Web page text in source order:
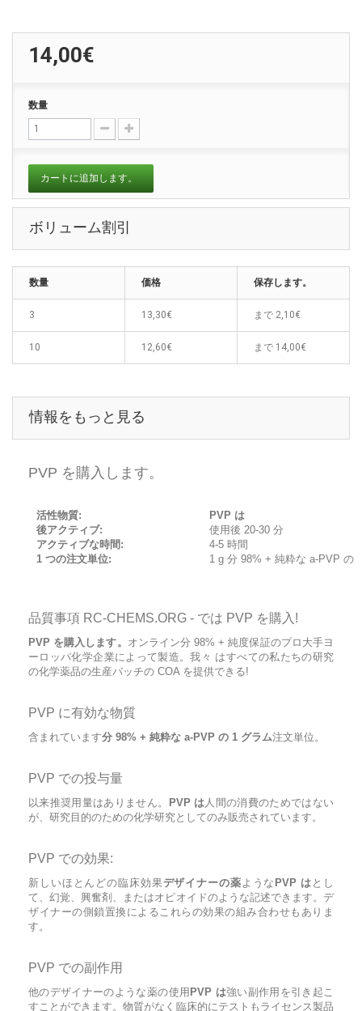
14,00€
数量
カートに追加します。
ボリューム割引
数量 価格 保存します。
3 13,30€ まで 2,10€
10 12,60€ まで 14,00€
情報をもっと見る
PVP を購入します。
活性物質:
後アクティブ:
アクティブな時間:
1 つの注文単位:
PVP は
使用後 20-30 分
4-5 時間
1 g 分 98% + 純粋な a-PVP の
品質事項 RC-CHEMS.ORG - では PVP を購入!
PVP を購入します。 オンライン分 98% + 純度保証のプロ大手ヨ
ーロッパ化学企業によって製造。我々 はすべての私たちの研究
の化学薬品の生産バッチの COA を提供できる!
PVP に有効な物質
含まれています分 98% + 純粋な a-PVP の 1 グラム注文単位。
PVP での投与量
以来推奨用量はありません。 PVP は人間の消費のためではない
が、研究目的のための化学研究としてのみ販売されています。
PVP での効果:
新しいほとんどの臨床効果デザイナーの薬ような PVP は とし
て、幻覚、興奮剤、またはオピオイドのような記述できます。デ
ザイナーの側鎖置換によるこれらの効果の組み合わせもありま
す。
PVP での副作用
他のデザイナーのような薬の使用 PVP は強い副作用を引き起こ
すことができます。物質がなく臨床的にテストもライセンス製品